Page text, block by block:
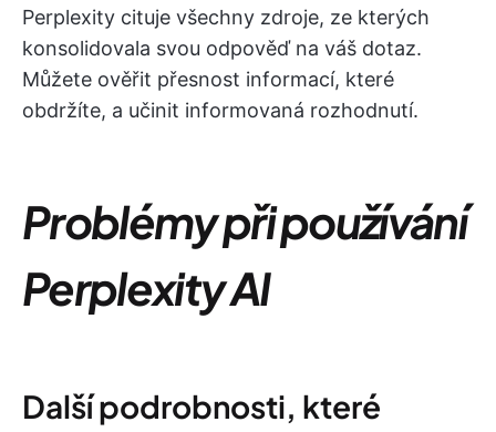
Perplexity cituje všechny zdroje, ze kterých
konsolidovala svou odpověď na váš dotaz.
Můžete ověřit přesnost informací, které
obdržíte, a učinit informovaná rozhodnutí.
Problémy při používání
Perplexity AI
Další podrobnosti, které